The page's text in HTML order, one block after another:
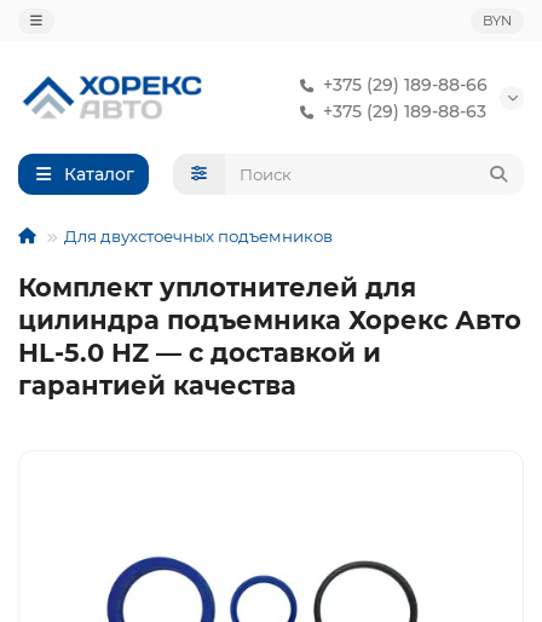
BYN
+375 (29) 189-88-66
+375 (29) 189-88-63
Каталог
Для двухстоечных подъемников
Комплект уплотнителей для
цилиндра подъемника Хорекс Авто
HL-5.0 HZ — с доставкой и
гарантией качества